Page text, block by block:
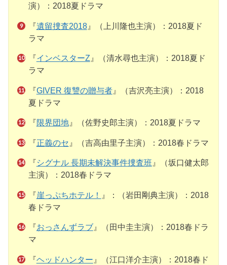
演）：2018夏ドラマ
『遺留捜査2018』（上川隆也主演）：2018夏ド
ラマ
『インベスターZ 』（清水尋也主演）：2018夏ド
ラマ
『GIVER 復讐の贈与者』（吉沢亮主演）：2018
夏ドラマ
『限界団地』（佐野史郎主演）：2018夏ドラマ
『正義のセ 』（吉高由里子主演）：2018春ドラマ
『シグナル 長期未解決事件捜査班 』（坂口健太郎
主演）：2018春ドラマ
『崖っぷちホテル！
』：（岩田剛典主演）：2018
春ドラマ
『おっさんずラブ』（田中圭主演）：2018春ドラ
マ
『ヘッドハンター 』（江口洋介主演）：2018春ド